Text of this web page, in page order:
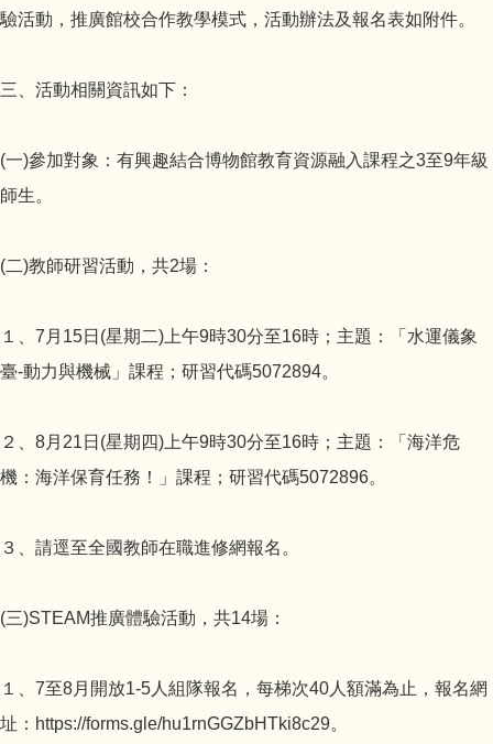
驗活動，推廣館校合作教學模式，活動辦法及報名表如附件。
三、活動相關資訊如下：
(一)參加對象：有興趣結合博物館教育資源融入課程之3至9年級
師生。
(二)教師研習活動，共2場：
１、7月15日(星期二)上午9時30分至16時；主題：「水運儀象
臺-動力與機械」課程；研習代碼5072894。
２、8月21日(星期四)上午9時30分至16時；主題：「海洋危
機：海洋保育任務！」課程；研習代碼5072896。
３、請逕至全國教師在職進修網報名。
(三)STEAM推廣體驗活動，共14場：
１、7至8月開放1-5人組隊報名，每梯次40人額滿為止，報名網
址：https://forms.gle/hu1rnGGZbHTki8c29。